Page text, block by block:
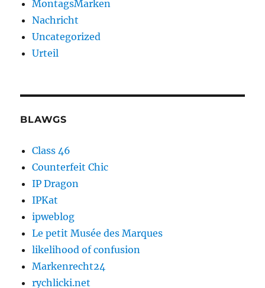
MontagsMarken
Nachricht
Uncategorized
Urteil
BLAWGS
Class 46
Counterfeit Chic
IP Dragon
IPKat
ipweblog
Le petit Musée des Marques
likelihood of confusion
Markenrecht24
rychlicki.net